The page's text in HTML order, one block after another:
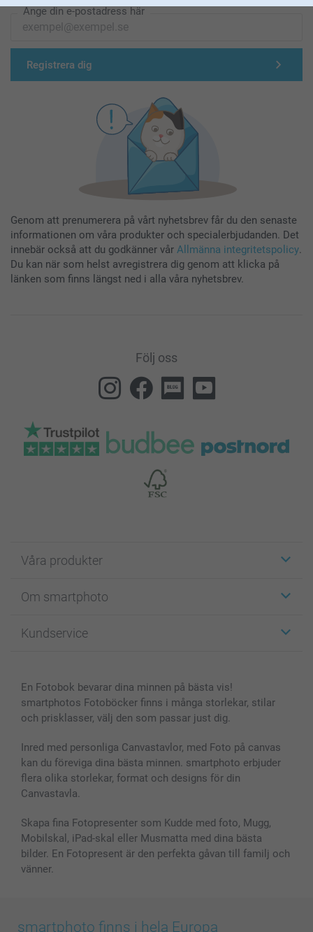
Ange din e-postadress här
Registrera dig
Genom att prenumerera på vårt nyhetsbrev får du den senaste
informationen om våra produkter och specialerbjudanden. Det
innebär också att du godkänner vår Allmänna integritetspolicy.
Du kan när som helst avregistrera dig genom att klicka på
länken som finns längst ned i alla våra nyhetsbrev.
Följ oss
Våra produkter
Fotokort
Fotoböcker
Skal till Mobil & Surfplatta
MyNameBook
Fotoramar & Tillbehör
Presentkort
Alla fotoprodukter
Om smartphoto
För affiliates
Sitemap
Villkor och garantier
Kundservice
smartbonus
Priser & betalning
En Fotobok bevarar dina minnen på bästa vis!
smartphotos Fotoböcker finns i många storlekar, stilar
och prisklasser, välj den som passar just dig.
Inred med personliga Canvastavlor, med Foto på canvas
kan du föreviga dina bästa minnen. smartphoto erbjuder
flera olika storlekar, format och designs för din
Canvastavla.
Skapa fina Fotopresenter som Kudde med foto, Mugg,
Mobilskal, iPad-skal eller Musmatta med dina bästa
bilder. En Fotopresent är den perfekta gåvan till familj och
vänner.
smartphoto finns i hela Europa